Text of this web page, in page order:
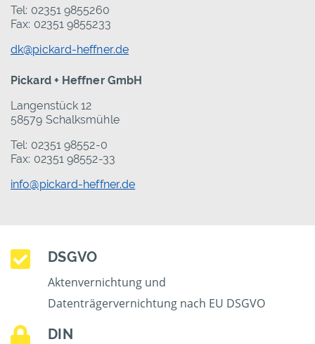
Tel: 02351 9855260
Fax: 02351 9855233
dk@pickard-heffner.de
Pickard + Heffner GmbH
Langenstück 12
58579 Schalksmühle
Tel: 02351 98552-0
Fax: 02351 98552-33
info@pickard-heffner.de
DSGVO
Aktenvernichtung und
Datenträgervernichtung nach EU DSGVO
DIN